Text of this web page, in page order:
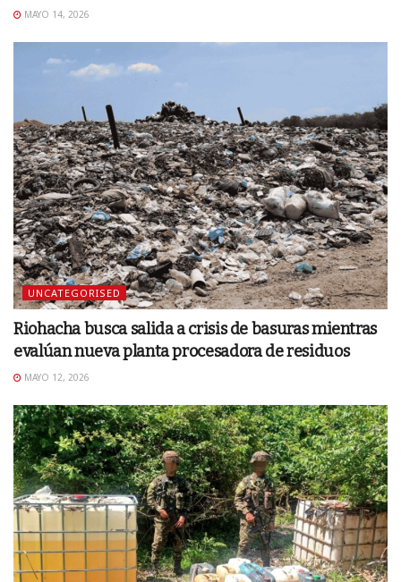
MAYO 14, 2026
UNCATEGORISED
Riohacha busca salida a crisis de basuras mientras
evalúan nueva planta procesadora de residuos
MAYO 12, 2026